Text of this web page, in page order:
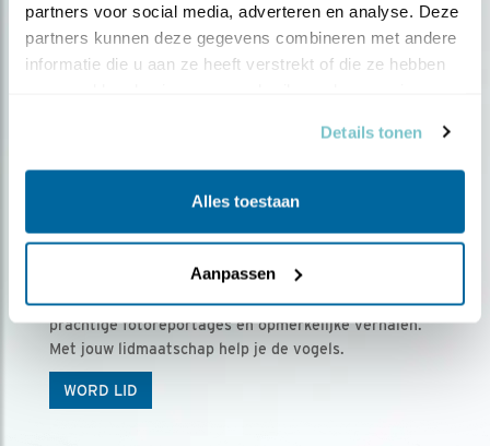
partners voor social media, adverteren en analyse. Deze
partners kunnen deze gegevens combineren met andere
informatie die u aan ze heeft verstrekt of die ze hebben
Details tonen
Alles toestaan
Aanpassen
Ontvang 5 x Vogels voor € 36,00 per jaar
Vogels is het tijdschrift voor onze leden, met
prachtige fotoreportages en opmerkelijke verhalen.
Met jouw lidmaatschap help je de vogels.
WORD LID